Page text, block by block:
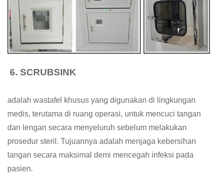
6. SCRUBSINK
adalah wastafel khusus yang digunakan di lingkungan
medis, terutama di ruang operasi, untuk mencuci tangan
dan lengan secara menyeluruh sebelum melakukan
prosedur steril. Tujuannya adalah menjaga kebersihan
tangan secara maksimal demi mencegah infeksi pada
pasien.